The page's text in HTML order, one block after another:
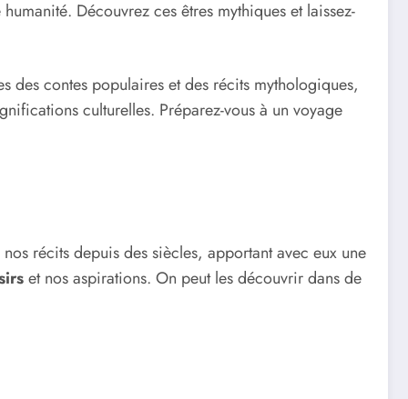
Découvrez ces êtres mythiques et laissez-
des contes populaires et des récits mythologiques,
culturelles. Préparez-vous à un voyage
récits depuis des siècles, apportant avec eux une
et nos aspirations. On peut les découvrir dans de